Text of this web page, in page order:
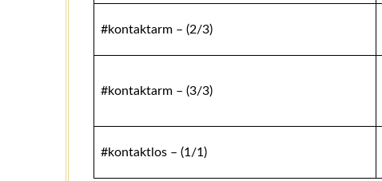
#kontaktarm – (2/3)
#kontaktarm – (3/3)
#kontaktlos – (1/1)